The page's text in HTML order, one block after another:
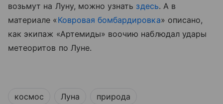
возьмут на Луну, можно узнать здесь. А в
материале « Ковровая бомбардировка» описано,
как экипаж «Артемиды» воочию наблюдал удары
метеоритов по Луне.
космос Луна природа